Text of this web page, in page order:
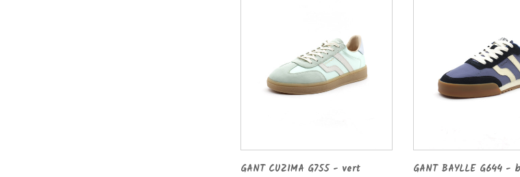
GANT CUZIMA G755 - vert GANT BAYLLE G644 -